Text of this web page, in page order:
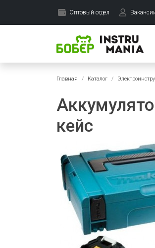
Оптовый отдел
Главная Каталог
кейс